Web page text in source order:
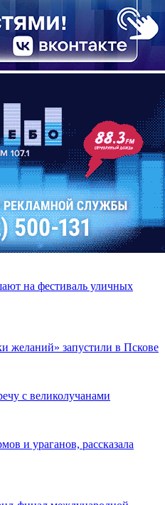
на фестиваль уличных
желаний» запустили в Пскове
с великолучанами
и ураганов, рассказала